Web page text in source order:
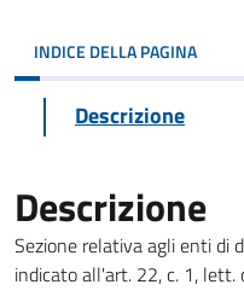
INDICE DELLA PAGINA
Descrizione
Descrizione
Sezione relativa agli enti di
indicato all'art. 22, c. 1, lett.